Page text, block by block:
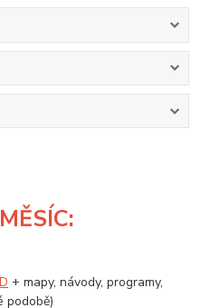
+ mapy, návody, programy,
podobě)